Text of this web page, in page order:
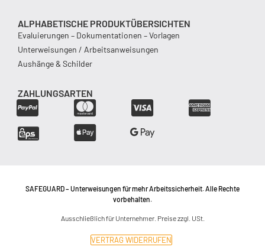
ALPHABETISCHE PRODUKTÜBERSICHTEN
Evaluierungen – Dokumentationen – Vorlagen
Unterweisungen / Arbeitsanweisungen
Aushänge & Schilder
ZAHLUNGSARTEN
SAFEGUARD – Unterweisungen für mehr Arbeitssicherheit. Alle Rechte
vorbehalten.
Ausschließlich für Unternehmer. Preise zzgl. USt.
VERTRAG WIDERRUFEN